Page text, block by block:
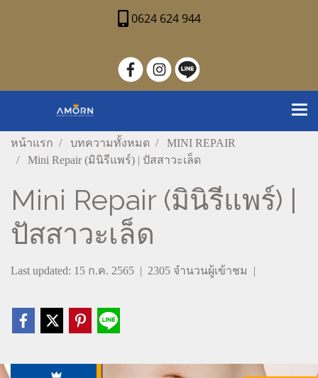
0624 624 944
หน้าแรก บทความทั้งหมด
MINI REPAIR
Mini Repair (มินิรีแพร์) | ปัสสาวะเล็ด
Mini Repair (มินิรีแพร์) |
ปัสสาวะเล็ด
Last updated: 15 ก.ค. 2565 | 2305 จำนวนผู้เข้าชม |